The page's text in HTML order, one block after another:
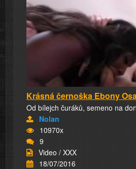
Od bílejch čuráků, semeno na
Nolan
10970x
9
Video / XXX
18/07/2016